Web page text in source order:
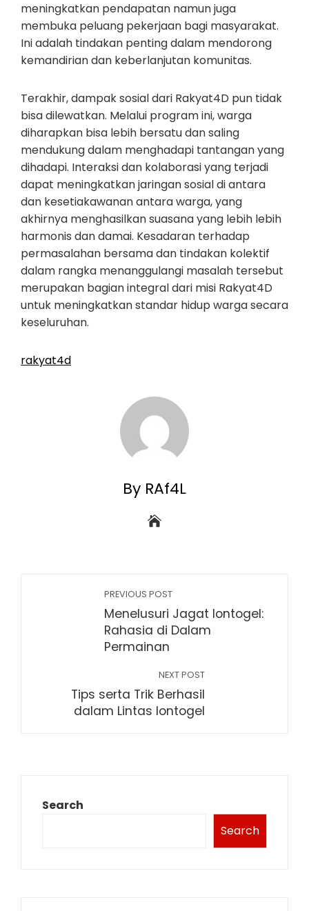
meningkatkan pendapatan namun juga
membuka peluang pekerjaan bagi masyarakat.
Ini adalah tindakan penting dalam mendorong
kemandirian dan keberlanjutan komunitas.
Terakhir, dampak sosial dari Rakyat4D pun tidak
bisa dilewatkan. Melalui program ini, warga
diharapkan bisa lebih bersatu dan saling
mendukung dalam menghadapi tantangan yang
dihadapi. Interaksi dan kolaborasi yang terjadi
dapat meningkatkan jaringan sosial di antara
dan kesetiakawanan antara warga, yang
akhirnya menghasilkan suasana yang lebih lebih
harmonis dan damai. Kesadaran terhadap
permasalahan bersama dan tindakan kolektif
dalam rangka menanggulangi masalah tersebut
merupakan bagian integral dari misi Rakyat4D
untuk meningkatkan standar hidup warga secara
keseluruhan.
rakyat4d
By RAf4L
PREVIOUS POST
Menelusuri Jagat Iontogel:
Rahasia di Dalam
Permainan
NEXT POST
Tips serta Trik Berhasil
dalam Lintas Iontogel
Search
Search